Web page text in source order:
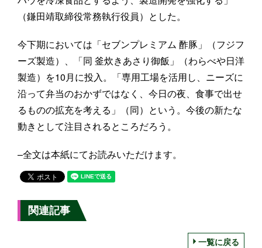
（鎌田靖取締役常務執行役員）とした。
今下期においては「セブンプレミアム 酢豚」（フジフ
ーズ製造）、「同 釜炊きあさり御飯」（わらべや日洋
製造）を10月に投入。「専用工場を活用し、ニーズに
沿って弁当のおかずではなく、今日の夜、食事で出せ
るものの拡充を考える」（同）という。今後の新たな
動きとして注目されるところだろう。
–全文は本紙にてお読みいただけます。
関連記事
一覧に戻る